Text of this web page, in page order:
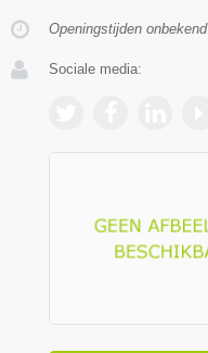
Openingstijden onbekend
Sociale media: